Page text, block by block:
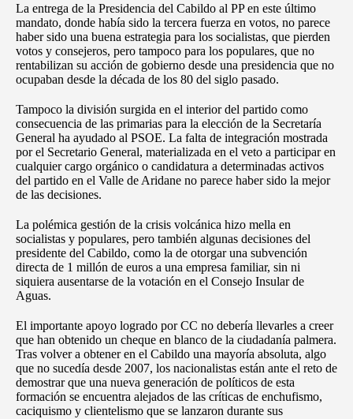
La entrega de la Presidencia del Cabildo al PP en este último
mandato, donde había sido la tercera fuerza en votos, no parece
haber sido una buena estrategia para los socialistas, que pierden
votos y consejeros, pero tampoco para los populares, que no
rentabilizan su acción de gobierno desde una presidencia que no
ocupaban desde la década de los 80 del siglo pasado.
Tampoco la división surgida en el interior del partido como
consecuencia de las primarias para la elección de la Secretaría
General ha ayudado al PSOE. La falta de integración mostrada
por el Secretario General, materializada en el veto a participar en
cualquier cargo orgánico o candidatura a determinadas activos
del partido en el Valle de Aridane no parece haber sido la mejor
de las decisiones.
La polémica gestión de la crisis volcánica hizo mella en
socialistas y populares, pero también algunas decisiones del
presidente del Cabildo, como la de otorgar una subvención
directa de 1 millón de euros a una empresa familiar, sin ni
siquiera ausentarse de la votación en el Consejo Insular de
Aguas.
El importante apoyo logrado por CC no debería llevarles a creer
que han obtenido un cheque en blanco de la ciudadanía palmera.
Tras volver a obtener en el Cabildo una mayoría absoluta, algo
que no sucedía desde 2007, los nacionalistas están ante el reto de
demostrar que una nueva generación de políticos de esta
formación se encuentra alejados de las críticas de enchufismo,
caciquismo y clientelismo que se lanzaron durante sus